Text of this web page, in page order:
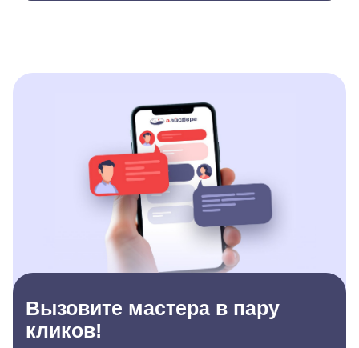
Вызовите мастера в пару
кликов!